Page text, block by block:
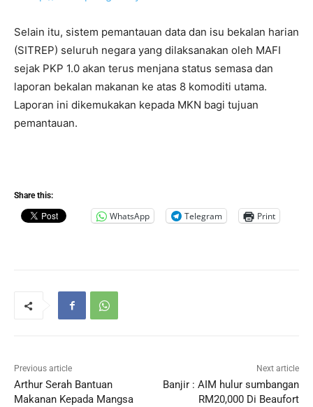
Selain itu, sistem pemantauan data dan isu bekalan harian
(SITREP) seluruh negara yang dilaksanakan oleh MAFI
sejak PKP 1.0 akan terus menjana status semasa dan
laporan bekalan makanan ke atas 8 komoditi utama.
Laporan ini dikemukakan kepada MKN bagi tujuan
pemantauan.
Share this:
WhatsApp Telegram Print
Previous article
Arthur Serah Bantuan
Makanan Kepada Mangsa
Next article
Banjir : AIM hulur sumbangan
RM20,000 Di Beaufort